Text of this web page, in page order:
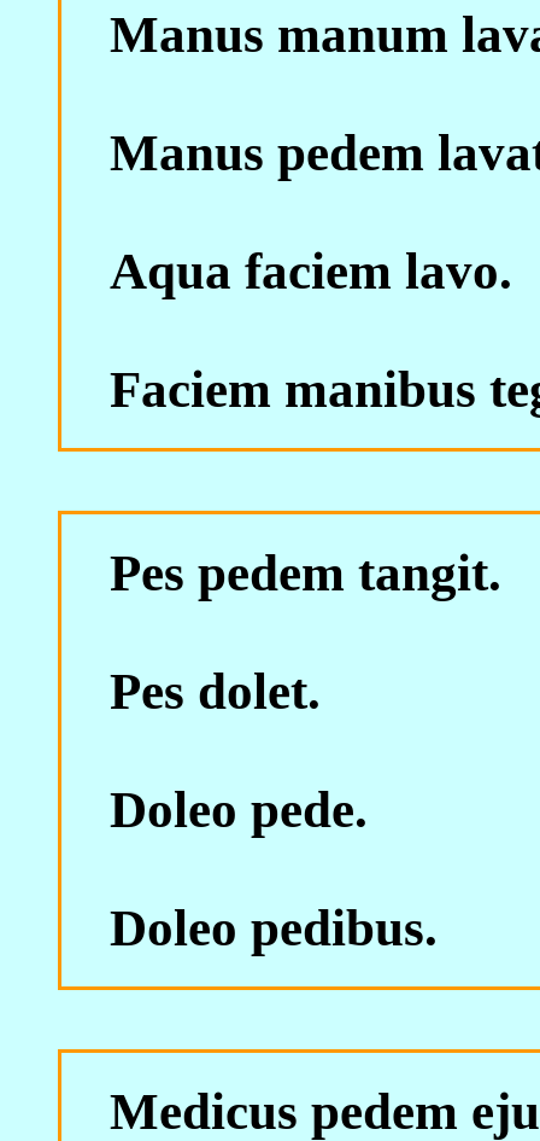
Manus manum
Manus pedem
Aqua faciem lavo.
Faciem manibus
Pes pedem tangit.
Pes dolet.
Doleo pede.
Doleo pedibus.
Medicus pedem